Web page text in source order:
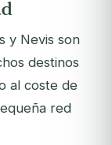
y Nevis son
destinos
al coste de
red